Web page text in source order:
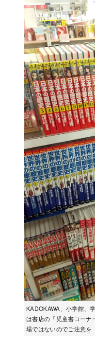
KADOKAWA、小学館、
は書店の「児童書コーナ
場ではないのでご注意